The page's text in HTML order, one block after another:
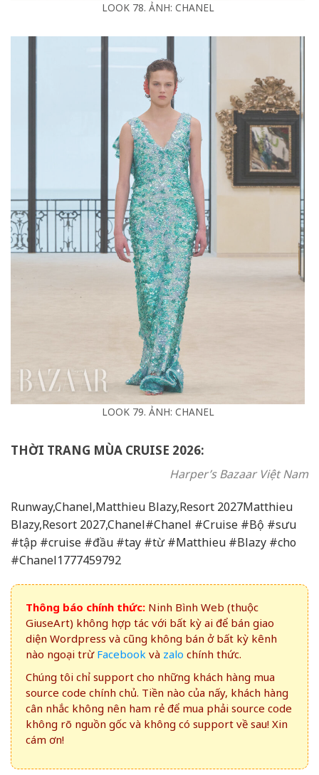
LOOK 78. ẢNH: CHANEL
LOOK 79. ẢNH: CHANEL
THỜI TRANG MÙA CRUISE 2026:
Harper’s Bazaar Việt Nam
Runway,Chanel,Matthieu Blazy,Resort 2027Matthieu
Blazy,Resort 2027,Chanel#Chanel #Cruise #Bộ #sưu
#tập #cruise #đầu #tay #từ #Matthieu #Blazy #cho
#Chanel1777459792
Thông báo chính thức: Ninh Bình Web (thuộc
GiuseArt) không hợp tác với bất kỳ ai để bán giao
diện Wordpress và cũng không bán ở bất kỳ kênh
nào ngoại trừ Facebook và zalo chính thức.
Chúng tôi chỉ support cho những khách hàng mua
source code chính chủ. Tiền nào của nấy, khách hàng
cân nhắc không nên ham rẻ để mua phải source code
không rõ nguồn gốc và không có support về sau! Xin
cám ơn!